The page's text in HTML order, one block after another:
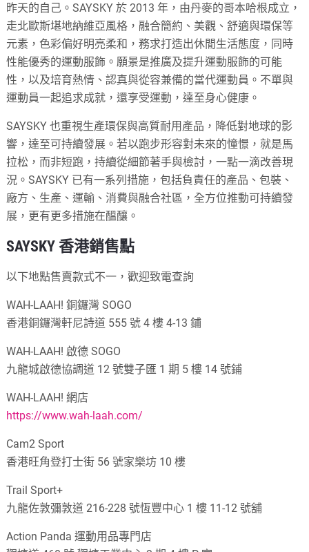
昨天的自己。SAYSKY 於 2013 年，由丹麥的哥本哈根成立，
走北歐斯堪地納維亞風格，融合簡約、美觀、舒適與環保等
元素，色彩偏好明亮柔和，務求打造出休閒生活態度，同時
性能優秀的運動服飾。願景是推廣及提升運動服飾的可能
性，以及培育熱情、認真與從容兼備的當代運動員。不單與
運動員一起追求成就，還享受運動，達至身心健康。
SAYSKY 也重視生產環保與高質耐用產品，降低對地球的影
響，達至可持續發展。若以跑步形容對未來的憧憬，就是馬
拉松，而非短跑，持續從細節著手與檢討，一點一滴改善現
況。SAYSKY 已有一系列措施，包括負責任的產品、包裝、
廠方、生產、運輸、消費與融合社區，全方位推動可持續發
展，更有更多措施在醞釀。
SAYSKY 香港銷售點
以下地點售賣款式不一，歡迎致電查詢
WAH-LAAH! 銅鑼灣 SOGO
香港銅鑼灣軒尼詩道 555 號 4 樓 4-13 鋪
WAH-LAAH! 啟德 SOGO
九龍城啟德協調道 12 號雙子匯 1 期 5 樓 14 號鋪
WAH-LAAH! 網店
https://www.wah-laah.com/
Cam2 Sport
香港旺角登打士街 56 號家樂坊 10 樓
Trail Sport+
九龍佐敦彌敦道 216-228 號恆豐中心 1 樓 11-12 號舖
Action Panda 運動用品專門店